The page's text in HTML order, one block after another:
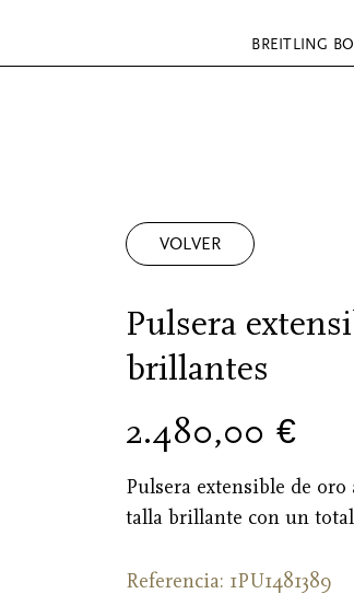
BREITLING
VOLVER
Pulsera
brillantes
2.480,00 €
Pulsera extensible de
talla brillante con un
Referencia: 1PU1481389